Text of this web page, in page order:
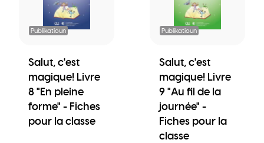
Publikatioun
Salut, c'est
magique! Livre
8 "En pleine
forme" - Fiches
pour la classe
Publikatioun
Salut, c'est
magique! Livre
9 "Au fil de la
journée" -
Fiches pour la
classe